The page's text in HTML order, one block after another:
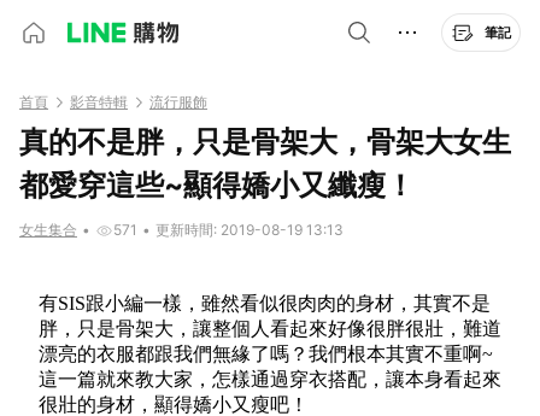
筆記
首頁 影音特輯 流行服飾
真的不是胖，只是骨架大，骨架大女生
都愛穿這些~顯得嬌小又纖瘦！
女生集合 • 571 • 更新時間: 2019-08-19 13:13
有SIS跟小編一樣，雖然看似很肉肉的身材，其實不是
胖，只是骨架大，讓整個人看起來好像很胖很壯，難道
漂亮的衣服都跟我們無緣了嗎？我們根本其實不重啊~
這一篇就來教大家，怎樣通過穿衣搭配，讓本身看起來
很壯的身材，顯得嬌小又瘦吧！